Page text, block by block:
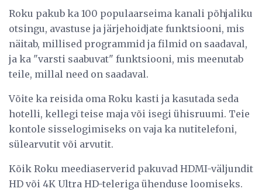
Roku pakub ka 100 populaarseima kanali põhjaliku
otsingu, avastuse ja järjehoidjate funktsiooni, mis
näitab, millised programmid ja filmid on saadaval,
ja ka "varsti saabuvat" funktsiooni, mis meenutab
teile, millal need on saadaval.
Võite ka reisida oma Roku kasti ja kasutada seda
hotelli, kellegi teise maja või isegi ühisruumi. Teie
kontole sisselogimiseks on vaja ka nutitelefoni,
sülearvutit või arvutit.
Kõik Roku meediaserverid pakuvad HDMI-väljundit
HD või 4K Ultra HD-teleriga ühenduse loomiseks.